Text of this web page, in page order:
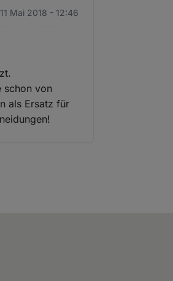
Mai 2018 - 12:46
schon von
als Ersatz für